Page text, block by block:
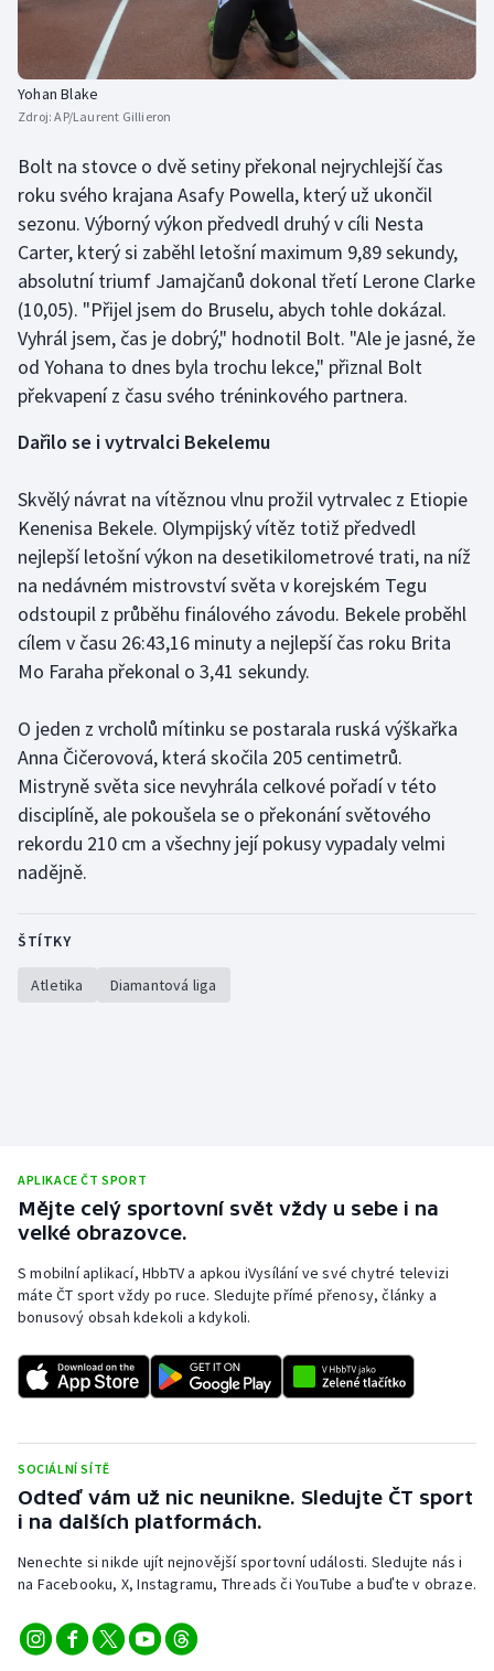
Stolní tenis
Triatlon
Veslování
Vodní slalom
Volejbal
Ostatní
Yohan Blake
Zdroj:AP/Laurent Gillieron
Bolt na stovce o dvě setiny překonal nejrychlejší čas
roku svého krajana Asafy Powella, který už ukončil
sezonu. Výborný výkon předvedl druhý v cíli Nesta
Carter, který si zaběhl letošní maximum 9,89 sekundy,
absolutní triumf Jamajčanů dokonal třetí Lerone Clarke
(10,05). "Přijel jsem do Bruselu, abych tohle dokázal.
Vyhrál jsem, čas je dobrý," hodnotil Bolt. "Ale je jasné, že
od Yohana to dnes byla trochu lekce," přiznal Bolt
překvapení z času svého tréninkového partnera.
Dařilo se i vytrvalci Bekelemu
Skvělý návrat na vítěznou vlnu prožil vytrvalec z Etiopie
Kenenisa Bekele. Olympijský vítěz totiž předvedl
nejlepší letošní výkon na desetikilometrové trati, na níž
na nedávném mistrovství světa v korejském Tegu
odstoupil z průběhu finálového závodu. Bekele proběhl
cílem v času 26:43,16 minuty a nejlepší čas roku Brita
Mo Faraha překonal o 3,41 sekundy.
O jeden z vrcholů mítinku se postarala ruská výškařka
Anna Čičerovová, která skočila 205 centimetrů.
Mistryně světa sice nevyhrála celkové pořadí v této
disciplíně, ale pokoušela se o překonání světového
rekordu 210 cm a všechny její pokusy vypadaly velmi
nadějně.
ŠTÍTKY
Atletika Diamantová liga
APLIKACE ČT SPORT
Mějte celý sportovní svět vždy u sebe i na
velké obrazovce.
S mobilní aplikací, HbbTV a apkou iVysílání ve své chytré televizi
máte ČT sport vždy po ruce. Sledujte přímé přenosy, články a
bonusový obsah kdekoli a kdykoli.
SOCIÁLNÍ SÍTĚ
Odteď vám už nic neunikne. Sledujte ČT sport
i na dalších platformách.
Nenechte si nikde ujít nejnovější sportovní události. Sledujte nás i
na Facebooku, X, Instagramu, Threads či YouTube a buďte v obraze.